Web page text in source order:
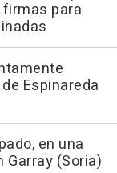
para
Espinareda
en una
(Soria)